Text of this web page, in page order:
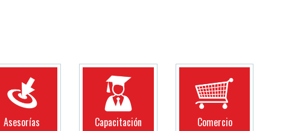
Asesorías Capacitación Comercio